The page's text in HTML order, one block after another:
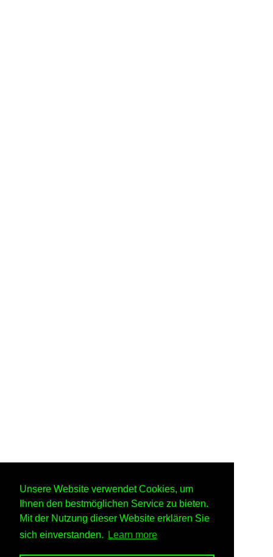
Unsere Website verwendet Cookies, um
Ihnen den bestmöglichen Service zu bieten.
Mit der Nutzung dieser Website erklären Sie
sich einverstanden.
Learn more